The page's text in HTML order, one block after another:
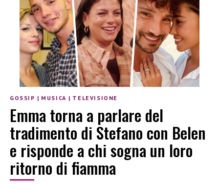
GOSSIP | MUSICA | TELEVISIONE
Emma torna a parlare del
tradimento di Stefano con Belen
e risponde a chi sogna un loro
ritorno di fiamma